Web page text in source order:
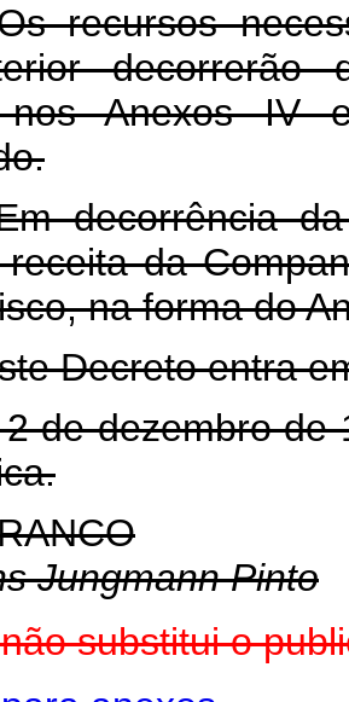
recursos
decorrerão
nos Anexos IV
decorrência
da
na forma do
Decreto entra
de dezembro de
Jungmann Pinto
substitui o